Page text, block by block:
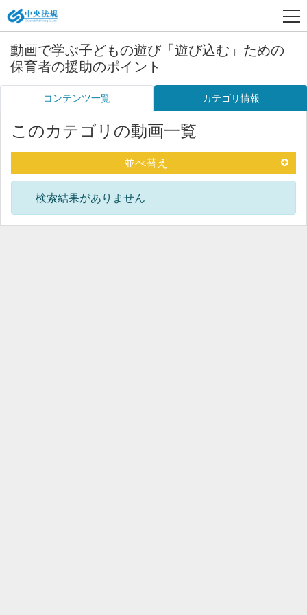
動画で学ぶ子どもの遊び「遊び込む」ための
保育者の援助のポイント
コンテンツ一覧 カテゴリ情報
このカテゴリの動画一覧
並べ替え
検索結果がありません